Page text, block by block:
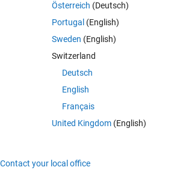
レルゲンを使用して，3択の日本語を選ぶク
Österreich (Deutsch)
Portugal (English)
Sweden (English)
Switzerland
Deutsch
English
Français
United Kingdom(English)
Contact your local office